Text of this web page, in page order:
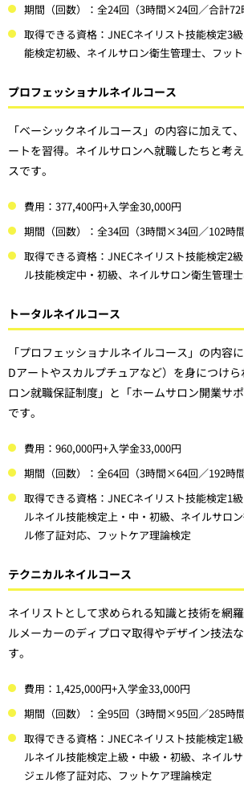
期間（回数）：全24回（3時間×24回／合計72
取得できる資格：JNECネイリスト技能検定3
能検定初級、ネイルサロン衛生管理士、フッ
プロフェッショナルネイルコース
「ベーシックネイルコース」の内容に加えて
ートを習得。ネイルサロンへ就職したちと考
スです。
費用：377,400円+入学金30,000円
期間（回数）：全34回（3時間×34回／102時間
取得できる資格：JNECネイリスト技能検定2
ル技能検定中・初級、ネイルサロン衛生管理
トータルネイルコース
「プロフェッショナルネイルコース」の内容
Dアートやスカルプチュアなど）を身につけ
ロン就職保証制度」と「ホームサロン開業サ
です。
費用：960,000円+入学金33,000円
期間（回数）：全64回（3時間×64回／192時間
取得できる資格：JNECネイリスト技能検定1
ルネイル技能検定上・中・初級、ネイルサロ
ル修了証対応、フットケア理論検定
テクニカルネイルコース
ネイリストとして求められる知識と技術を網
ルメーカーのディプロマ取得やデザイン技法
す。
費用：1,425,000円+入学金33,000円
期間（回数）：全95回（3時間×95回／285時間
取得できる資格：JNECネイリスト技能検定1
ルネイル技能検定上級・中級・初級、ネイル
ジェル修了証対応、フットケア理論検定